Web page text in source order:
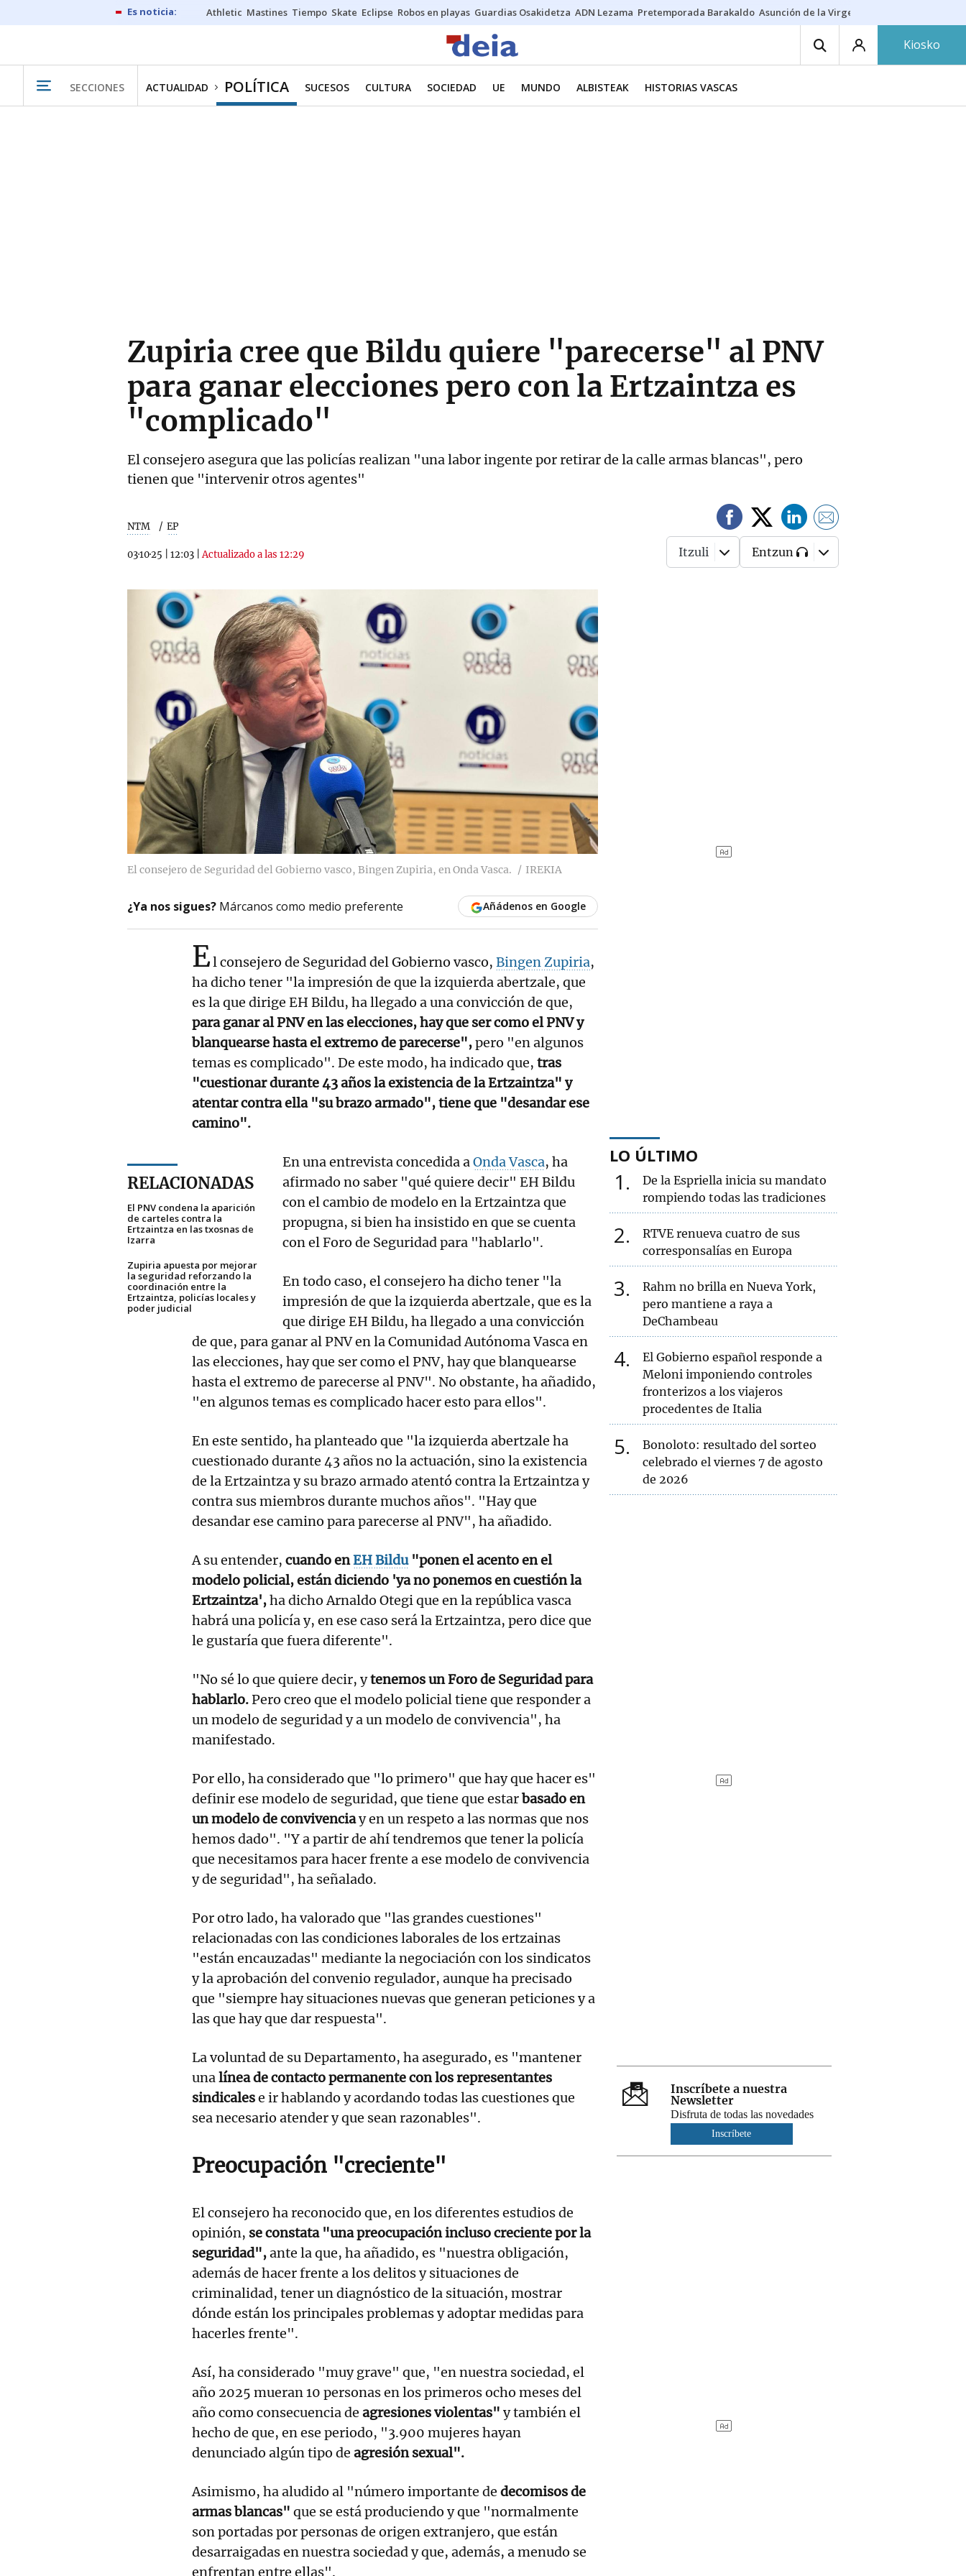
Athletic Mastines Tiempo Skate Eclipse Robos en playas Guardias Osakidetza ADN Lezama Pretemporada Barakaldo Asunción de la Virgen
Kiosko
SECCIONES ACTUALIDAD POLÍTICA SUCESOS CULTURA SOCIEDAD UE MUNDO ALBISTEAK HISTORIAS VASCAS
Zupiria cree que Bildu quiere "parecerse" al PNV
para ganar elecciones pero con la Ertzaintza es
"complicado"
El consejero asegura que las policías realizan "una labor ingente por retirar de la calle armas blancas", pero
tienen que "intervenir otros agentes"
NTM EP
03·10·25 12:03 |Actualizado a las 12:29 Itzuli Entzun
El consejero de Seguridad del Gobierno vasco, Bingen Zupiria, en Onda Vasca. IREKIA
¿Ya nos sigues? Márcanos como medio preferente Añádenos en Google
El consejero de Seguridad del Gobierno vasco, Bingen Zupiria,
ha dicho tener "la impresión de que la izquierda abertzale, que
es la que dirige EH Bildu, ha llegado a una convicción de que,
para ganar al PNV en las elecciones, hay que ser como el PNV y
blanquearse hasta el extremo de parecerse",pero "en algunos
temas es complicado". De este modo, ha indicado que, tras
"cuestionar durante 43 años la existencia de la Ertzaintza" y
atentar contra ella "su brazo armado", tiene que "desandar ese
camino".
RELACIONADAS
El PNV condena la aparición
de carteles contra la
Ertzaintza en las txosnas de
Izarra
Zupiria apuesta por mejorar
la seguridad reforzando la
coordinación entre la
Ertzaintza, policías locales y
poder judicial
En una entrevista concedida aOnda Vasca, ha
afirmado no saber "qué quiere decir" EH Bildu
con el cambio de modelo en la Ertzaintza que
propugna, si bien ha insistido en que se cuenta
con el Foro de Seguridad para "hablarlo".
En todo caso, el consejero ha dicho tener "la
impresión de que la izquierda abertzale, que es la
que dirige EH Bildu, ha llegado a una convicción
de que, para ganar al PNV en la Comunidad Autónoma Vasca en
las elecciones, hay que ser como el PNV, hay que blanquearse
hasta el extremo de parecerse al PNV". No obstante, ha añadido,
"en algunos temas es complicado hacer esto para ellos".
En este sentido, ha planteado que "la izquierda abertzale ha
cuestionado durante 43 años no la actuación, sino la existencia
de la Ertzaintza y su brazo armado atentó contra la Ertzaintza y
contra sus miembros durante muchos años". "Hay que
desandar ese camino para parecerse al PNV", ha añadido.
A su entender, cuando enEH Bildu"ponen el acento en el
modelo policial, están diciendo 'ya no ponemos en cuestión la
Ertzaintza',ha dicho Arnaldo Otegi que en la república vasca
habrá una policía y, en ese caso será la Ertzaintza, pero dice que
le gustaría que fuera diferente".
"No sé lo que quiere decir, ytenemos un Foro de Seguridad para
hablarlo.Pero creo que el modelo policial tiene que responder a
un modelo de seguridad y a un modelo de convivencia", ha
manifestado.
Por ello, ha considerado que "lo primero" que hay que hacer es"
definir ese modelo de seguridad, que tiene que estarbasado en
un modelo de convivenciay en un respeto a las normas que nos
hemos dado". "Y a partir de ahí tendremos que tener la policía
que necesitamos para hacer frente a ese modelo de convivencia
y de seguridad", ha señalado.
Por otro lado, ha valorado que "las grandes cuestiones"
relacionadas con las condiciones laborales de los ertzainas
"están encauzadas" mediante la negociación con los sindicatos
y la aprobación del convenio regulador, aunque ha precisado
que "siempre hay situaciones nuevas que generan peticiones y a
las que hay que dar respuesta".
La voluntad de su Departamento, ha asegurado, es "mantener
unalínea de contacto permanente con los representantes
sindicalese ir hablando y acordando todas las cuestiones que
sea necesario atender y que sean razonables".
Preocupación "creciente"
El consejero ha reconocido que, en los diferentes estudios de
opinión, se constata "una preocupación incluso creciente por la
seguridad",ante la que, ha añadido, es "nuestra obligación,
además de hacer frente a los delitos y situaciones de
criminalidad, tener un diagnóstico de la situación, mostrar
dónde están los principales problemas y adoptar medidas para
hacerles frente".
Así, ha considerado "muy grave" que, "en nuestra sociedad, el
año 2025 mueran 10 personas en los primeros ocho meses del
año como consecuencia de agresiones violentas" y también el
hecho de que, en ese periodo, "3.900 mujeres hayan
denunciado algún tipo de agresión sexual".
Asimismo, ha aludido al "número importante de decomisos de
armas blancas" que se está produciendo y que "normalmente
son portadas por personas de origen extranjero, que están
desarraigadas en nuestra sociedad y que, además, a menudo se
enfrentan entre ellas".
LO ÚLTIMO
1
De la Espriella inicia su mandato
rompiendo todas las tradiciones
2
RTVE renueva cuatro de sus
corresponsalías en Europa
3
Rahm no brilla en Nueva York,
pero mantiene a raya a
DeChambeau
4
El Gobierno español responde a
Meloni imponiendo controles
fronterizos a los viajeros
procedentes de Italia
5
Bonoloto: resultado del sorteo
celebrado el viernes 7 de agosto
de 2026
Inscríbete a nuestra
Newsletter
Disfruta de todas las novedades
Inscríbete